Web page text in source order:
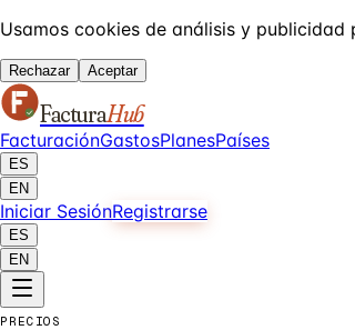
Usamos cookies de análisis y
Rechazar Aceptar
FacturaHub
FacturaciónGastosPlanesPaíses
ES
EN
Iniciar SesiónRegistrarse
ES
EN
PRECIOS